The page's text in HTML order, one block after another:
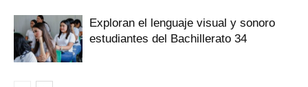
Exploran el lenguaje visual y sonoro
estudiantes del Bachillerato 34